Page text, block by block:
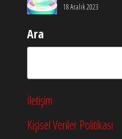
18 Aralık 2023
Ara
İletişim
Kişisel Veriler Politikası